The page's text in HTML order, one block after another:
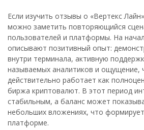
Если изучить отзывы о «Вертекс
можно заметить повторяющийся
пользователей и платформы. На
описывают позитивный опыт:
внутри терминала, активную
называемых аналитиков и ощущение,
действительно работает как
биржа криптовалют. В этот период
стабильным, а баланс может
небольших вложениях, что
платформе.